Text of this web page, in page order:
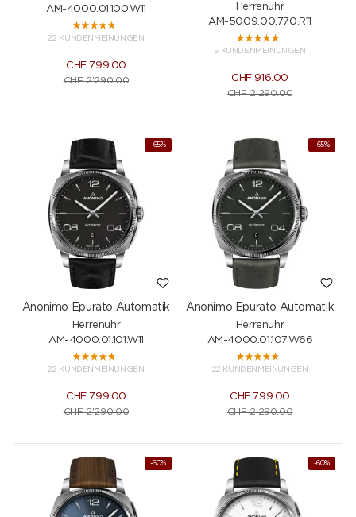
AM-4000.01.100.W11
22 KUNDENMEINUNGEN
CHF799.00
CHF2'290.00
Herrenuhr
AM-5009.00.770.R11
5 KUNDENMEINUNGEN
CHF916.00
CHF2'290.00
-65%
Anonimo Epurato Automatik
Herrenuhr
AM-4000.01.101.W11
22 KUNDENMEINUNGEN
CHF799.00
CHF2'290.00
-65%
Anonimo Epurato Automatik
Herrenuhr
AM-4000.01.107.W66
22 KUNDENMEINUNGEN
CHF799.00
CHF2'290.00
-60% -60%